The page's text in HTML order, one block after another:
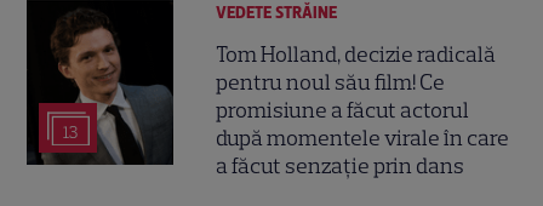
13
VEDETE STRĂINE
Tom Holland, decizie radicală
pentru noul său film! Ce
promisiune a făcut actorul
după momentele virale în care
a făcut senzație prin dans